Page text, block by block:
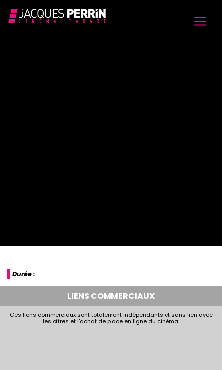
Durée :
LIENS COMMERCIAUX
Ces liens commerciaux sont totalement indépendants et sans lien avec
les offres et l'achat de place en ligne du cinéma.